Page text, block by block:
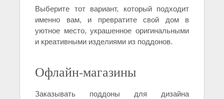
Выберите тот вариант, который подходит
именно вам, и превратите свой дом в
уютное место, украшенное оригинальными
и креативными изделиями из поддонов.
Офлайн-магазины
Заказывать поддоны для дизайна